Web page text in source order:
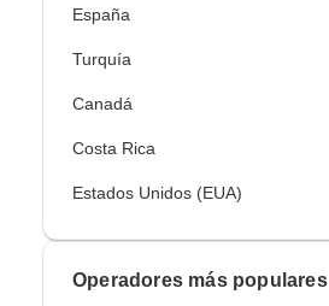
España
Turquía
Canadá
Costa Rica
Estados Unidos (EUA)
Operadores más populares